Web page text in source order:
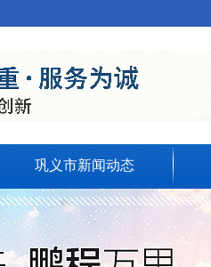
巩义市新闻动态